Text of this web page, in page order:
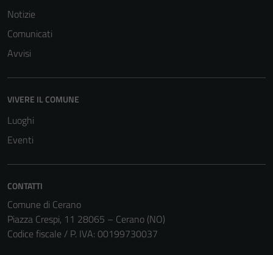
Notizie
Comunicati
Avvisi
VIVERE IL COMUNE
Luoghi
Eventi
CONTATTI
Comune di Cerano
Piazza Crespi, 11 28065 – Cerano (NO)
Codice fiscale / P. IVA: 00199730037